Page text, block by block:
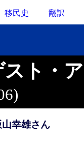
移民史 翻訳
スト・
幸雄さん